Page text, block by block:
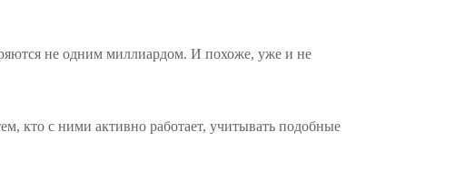
не одним миллиардом. И похоже, уже и не
кто с ними активно работает, учитывать подобные